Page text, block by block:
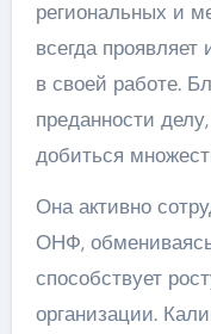
региональных и
всегда проявляет
в своей работе.
преданности
добиться
Она активно
ОНФ,
способствует
организации.